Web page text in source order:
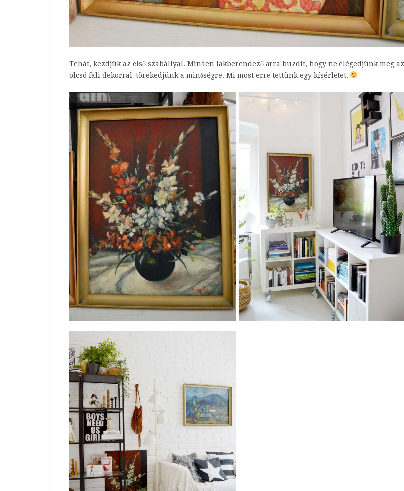
Tehát, kezdjük az első szabállyal. Minden lakberendező arra buzdít, hogy ne elégedjünk meg az
olcsó fali dekorral ,törekedjünk a minőségre. Mi most erre tettünk egy kísérletet.